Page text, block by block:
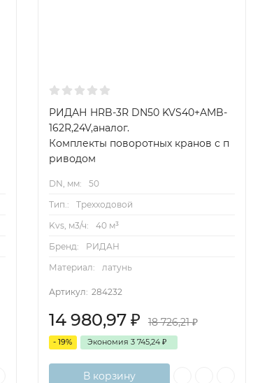
РИДАН HRB-3R DN50 KVS40+AMB-
162R,24V,аналог.
Комплекты поворотных кранов с п
риводом
DN, мм:
50
Тип.:
Трехходовой
Kvs, м3/ч:
40 м³
Бренд:
РИДАН
Материал:
латунь
Артикул: 284232
14 980,97 ₽ 18 726,21₽
- 19% Экономия 3 745,24 ₽
В корзину